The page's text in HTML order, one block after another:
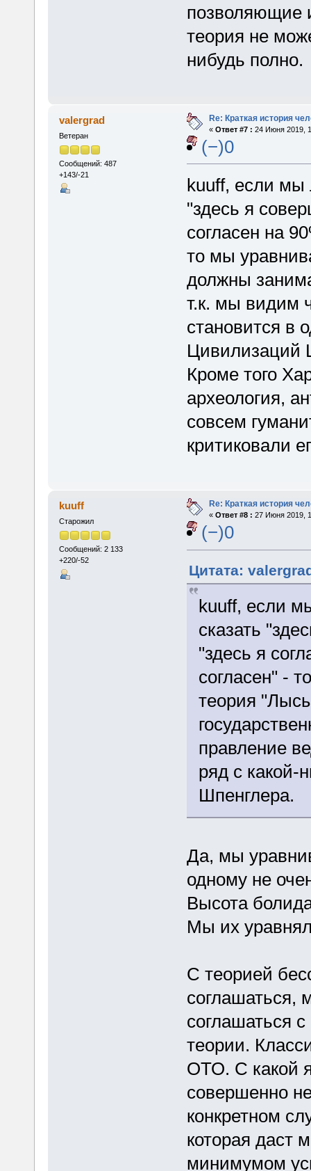
позволяющие
теория не
нибудь полно.
valergrad
Ветеран
Сообщений: 487
+143/-21
Re: Краткая история
« Ответ #7 : 24 Июня 2019,
(−)0
kuuff, если мы
"здесь я
согласен на
то мы
должны
т.к. мы видим
становится в
Цивилизаций
Кроме того
археология,
совсем
критиковали
kuuff
Старожил
Сообщений: 2 133
+220/-52
Re: Краткая история
« Ответ #8 : 27 Июня 2019,
(−)0
Цитата:
kuuff, если
сказать
"здесь я
согласен" -
теория
правление
ряд с какой-
Шпенглера.
Да, мы
одному не
Высота
Мы их
С теорией
соглашаться,
соглашаться
теории.
ОТО. С какой
совершенно
конкретном
которая даст
минимумом